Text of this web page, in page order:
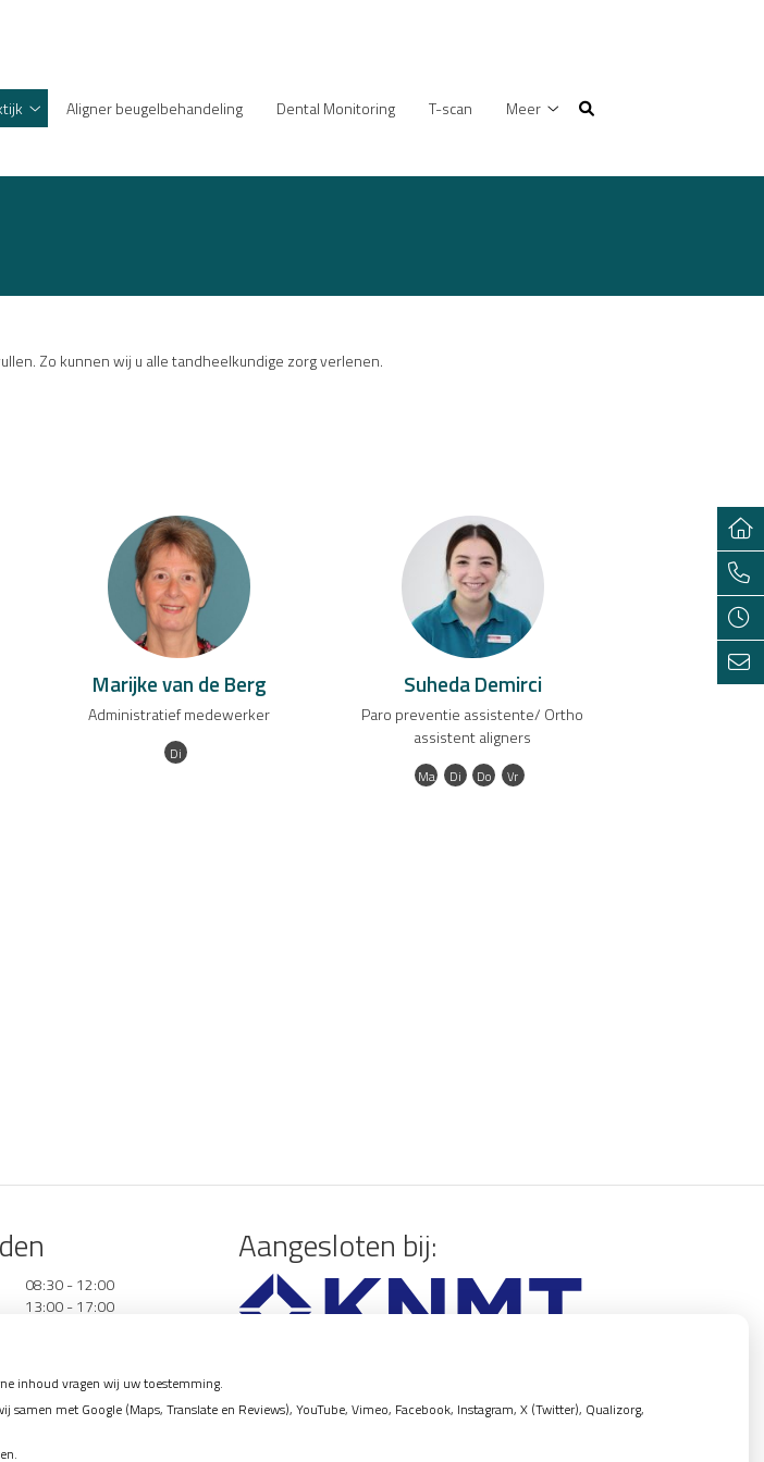
De
submenu
Aligner beugelbehandeling Dental Monitoring T-scan
Meer
Zo kunnen wij u alle tandheelkundige zorg verlenen.
Marijke van de Berg
Administratief medewerker
Di
Suheda Demirci
Paro preventie assistente/ Ortho
assistent aligners
Ma Di Do Vr
08:30tot
- 12:00
13:00tot
- 17:00
08:30
tot
- 17:00
09.00 - 12.00
Aangesloten bij:
inhoud vragen wij uw toestemming.
met Google (Maps, Translate en Reviews), YouTube, Vimeo, Facebook, Instagram, X (Twitter), Qualizorg,